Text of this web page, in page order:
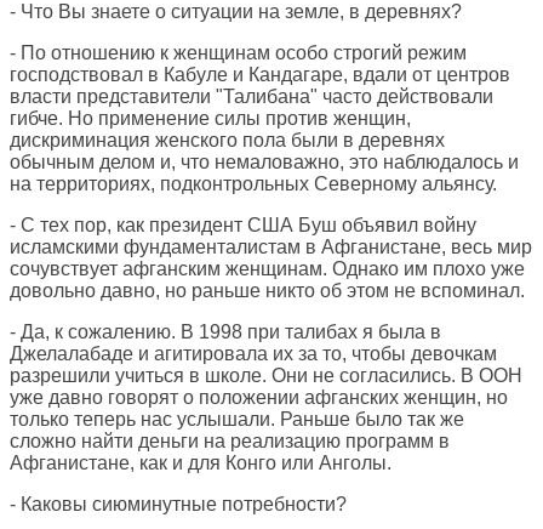
- Что Вы знаете о ситуации на земле, в деревнях?
- По отношению к женщинам особо строгий режим
господствовал в Кабуле и Кандагаре, вдали от центров
власти представители "Талибана" часто действовали
гибче. Но применение силы против женщин,
дискриминация женского пола были в деревнях
обычным делом и, что немаловажно, это наблюдалось и
на территориях, подконтрольных Северному альянсу.
- С тех пор, как президент США Буш объявил войну
исламскими фундаменталистам в Афганистане, весь мир
сочувствует афганским женщинам. Однако им плохо уже
довольно давно, но раньше никто об этом не вспоминал.
- Да, к сожалению. В 1998 при талибах я была в
Джелалабаде и агитировала их за то, чтобы девочкам
разрешили учиться в школе. Они не согласились. В ООН
уже давно говорят о положении афганских женщин, но
только теперь нас услышали. Раньше было так же
сложно найти деньги на реализацию программ в
Афганистане, как и для Конго или Анголы.
- Каковы сиюминутные потребности?